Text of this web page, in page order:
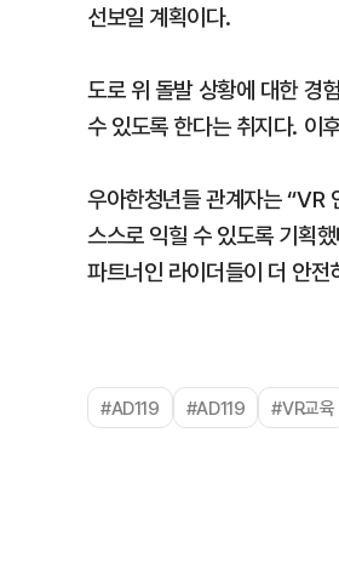
선보일 계획이다.
도로 위 돌발 상황에 대한 경
수 있도록 한다는 취지다. 이
우아한청년들 관계자는 “VR
스스로 익힐 수 있도록 기획
파트너인 라이더들이 더 안
#AD119 #AD119 #VR교육